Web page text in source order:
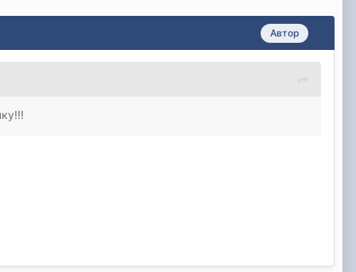
Автор